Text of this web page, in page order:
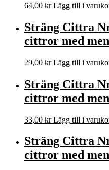
64,00 kr Lägg till i
Sträng Cittra
cittror med
29,00 kr Lägg till i
Sträng Cittra
cittror med
33,00 kr Lägg till i
Sträng Cittra
cittror med